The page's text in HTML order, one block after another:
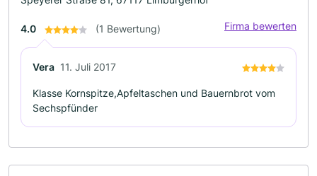
4.0 (1 Bewertung) Firma bewerten
Vera 11. Juli 2017
Klasse Kornspitze,Apfeltaschen und Bauernbrot vom
Sechspfünder